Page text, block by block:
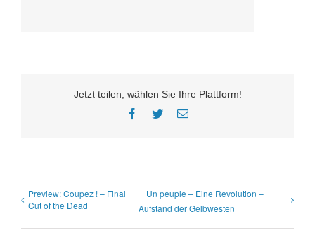
Jetzt teilen, wählen Sie Ihre Plattform!
Facebook
TwitterE-
Preview: Coupez ! – Final
Cut of the Dead
Un peuple – Eine Revolution –
Aufstand der Gelbwesten